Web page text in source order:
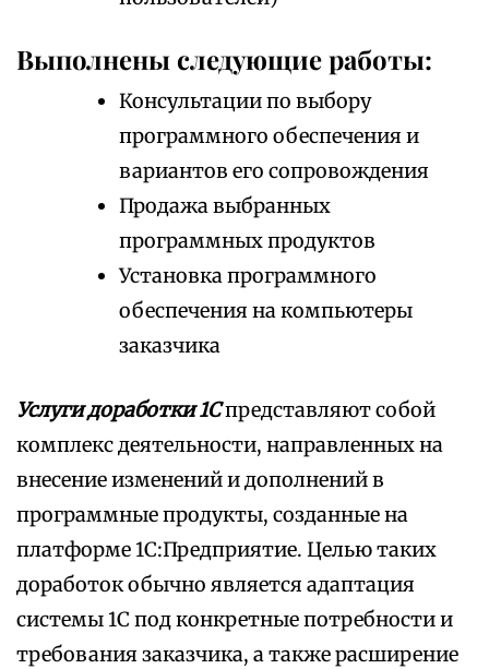
Выполнены следующие работы:
Консультации по выбору
программного обеспечения и
вариантов его сопровождения
Продажа выбранных
программных продуктов
Установка программного
обеспечения на компьютеры
заказчика
Услуги доработки 1Спредставляют собой
комплекс деятельности, направленных на
внесение изменений и дополнений в
программные продукты, созданные на
платформе 1С:Предприятие. Целью таких
доработок обычно является адаптация
системы 1С под конкретные потребности и
требования заказчика, а также расширение